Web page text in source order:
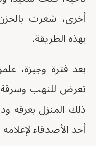
أخرى، شعرت
بهذه الطريقة.
بعد فترة وجيزة،
تعرض للنهب وسرقة
ذلك المنزل
أحد الأصدقاء